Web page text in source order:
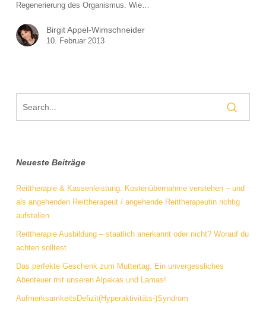
Regenerierung des Organismus. Wie…
Birgit Appel-Wimschneider
10. Februar 2013
Neueste Beiträge
Reittherapie & Kassenleistung: Kostenübernahme verstehen – und
als angehenden Reittherapeut / angehende Reittherapeutin richtig
aufstellen
Reittherapie Ausbildung – staatlich anerkannt oder nicht? Worauf du
achten solltest
Das perfekte Geschenk zum Muttertag: Ein unvergessliches
Abenteuer mit unseren Alpakas und Lamas!
AufmerksamkeitsDefizit(Hyperaktivitäts-)Syndrom